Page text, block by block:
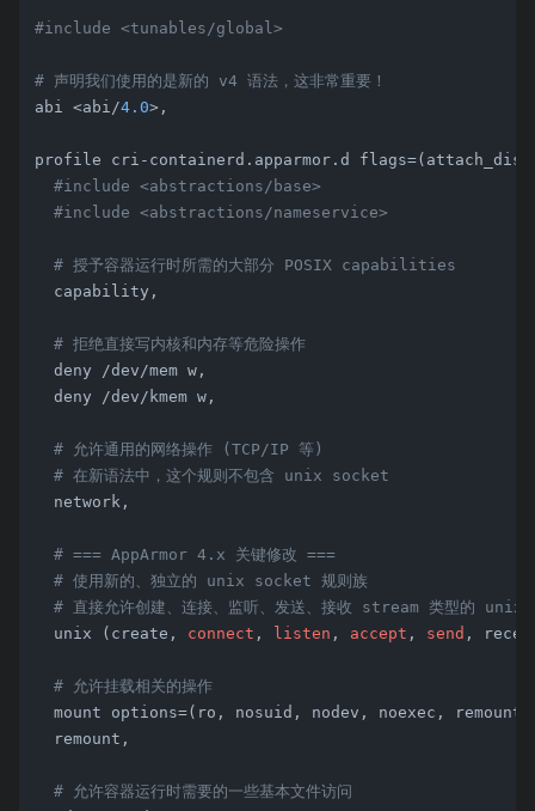
#include <tunables/global>
# 声明我们使用的是新的 v4 语法，这非常重要！
abi <abi/4.0>,
profile cri-containerd.apparmor.d
#include <abstractions/base>
#include <abstractions/nameservice>
# 授予容器运行时所需的大部分 POSIX capabilities
  capability,
# 拒绝直接写内核和内存等危险操作
  deny /dev/mem w,
  deny /dev/kmem w,
# 允许通用的网络操作 (TCP/IP 等)
# 在新语法中，这个规则不包含 unix socket
  network,
# === AppArmor 4.x 关键修改 ===
# 使用新的、独立的 unix socket 规则族
# 直接允许创建、连接、监听、发送、接收 stream 类型的
  unix (create,
connect , listen , accept , send ,
# 允许挂载相关的操作
mount options=(ro, nosuid, nodev, noexec,
  remount,
# 允许容器运行时需要的一些基本文件访问